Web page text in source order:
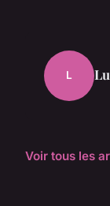
L
Voir tous les